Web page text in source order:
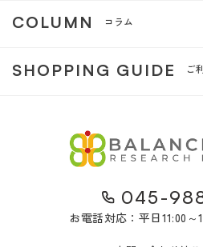
COLUMN コラム
SHOPPING GUIDE ご
045-
お電話対応：平日11:00